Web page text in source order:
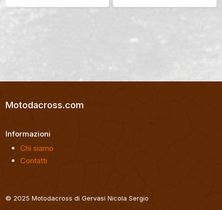
Motodacross.com
Informazioni
Chi siamo
Contatti
© 2025 Motodacross di Gervasi Nicola Sergio